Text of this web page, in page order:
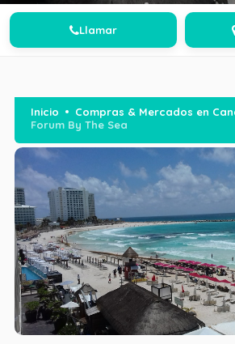
Llamar
Inicio
Compras & Mercados en
Forum By The Sea